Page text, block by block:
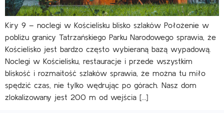
Kiry 9 – noclegi w Kościelisku blisko szlaków Położenie w
pobliżu granicy Tatrzańskiego Parku Narodowego sprawia, że
Kościelisko jest bardzo często wybieraną bazą wypadową.
Noclegi w Kościelisku, restauracje i przede wszystkim
bliskość i rozmaitość szlaków sprawia, że można tu miło
spędzić czas, nie tylko wędrując po górach. Nasz dom
zlokalizowany jest 200 m od wejścia […]